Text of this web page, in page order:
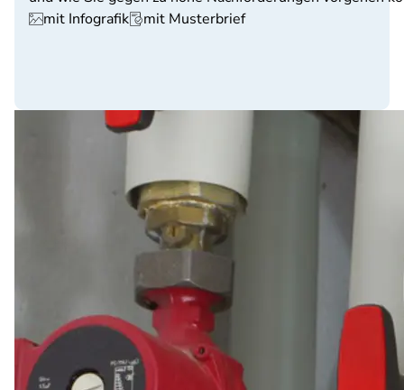
mit Infografik
mit Musterbrief